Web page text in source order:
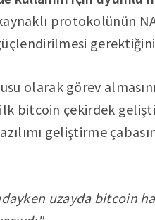
protokolünün
olarak görev
ilk bitcoin çekirdek
geliştirme
uzayda bitcoin